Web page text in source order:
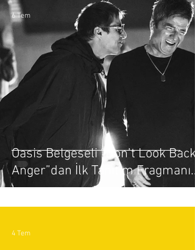
Oasis Belgeseli “Don’t Look Back
Anger”dan İlk Tanıtım Fragmanı
Yayınlandı
6 Tem
4 Tem